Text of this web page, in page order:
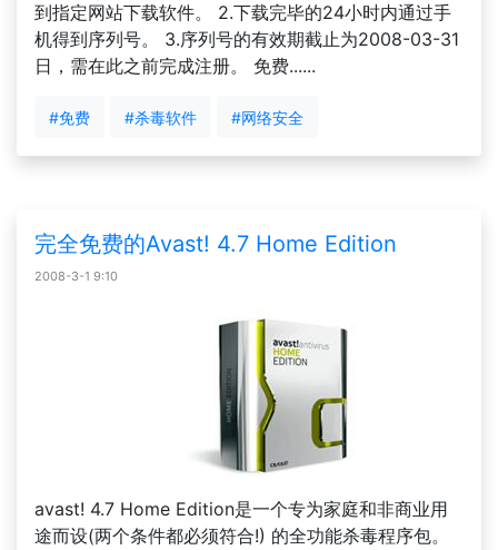
到指定网站下载软件。 2.下载完毕的24小时内通过手
机得到序列号。 3.序列号的有效期截止为2008-03-31
日，需在此之前完成注册。 免费......
#免费 #杀毒软件 #网络安全
完全免费的Avast! 4.7 Home Edition
2008-3-1 9:10
avast! 4.7 Home Edition是一个专为家庭和非商业用
途而设(两个条件都必须符合!) 的全功能杀毒程序包。